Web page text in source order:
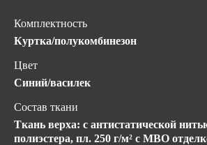
Комплектность
Куртка/полукомбинезон
Цвет
Синий/василек
Состав ткани
Ткань верха: с антистатической
полиэстера, пл. 250 г/м² с МВО